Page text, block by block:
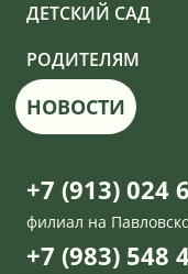
ДЕТСКИЙ САД
РОДИТЕЛЯМ
НОВОСТИ
+7 (913) 024
филиал на
+7 (983) 548